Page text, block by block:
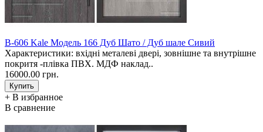
В-606 Kale Модель 166 Дуб Шато / Дуб шале Сивий
Характеристики: вхідні металеві двері, зовнішне та внутрішне
покритя -плівка ПВХ. МДФ наклад..
16000.00 грн.
+ В избранное
В сравнение